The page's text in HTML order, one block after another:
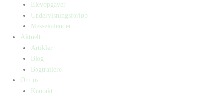
Elevopgaver
Undervisningsforløb
Messekalender
Aktuelt
Artikler
Blog
Bogtrailere
Om os
Kontakt